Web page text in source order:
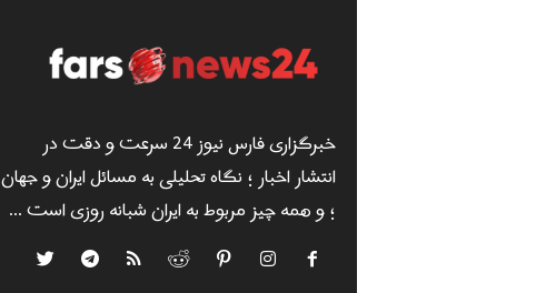
خبرگزاری فارس نیوز 24 سرعت و دقت در
انتشار اخبار ؛ نگاه تحلیلی به مسائل ایران و جهان
؛ و همه چیز مربوط به ایران شبانه روزی است ...